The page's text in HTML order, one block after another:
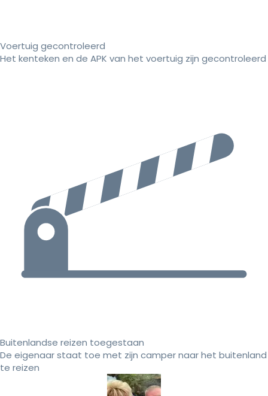
Voertuig gecontroleerd
Het kenteken en de APK van het voertuig zijn gecontroleerd
Buitenlandse reizen toegestaan
De eigenaar staat toe met zijn camper naar het buitenland
te reizen